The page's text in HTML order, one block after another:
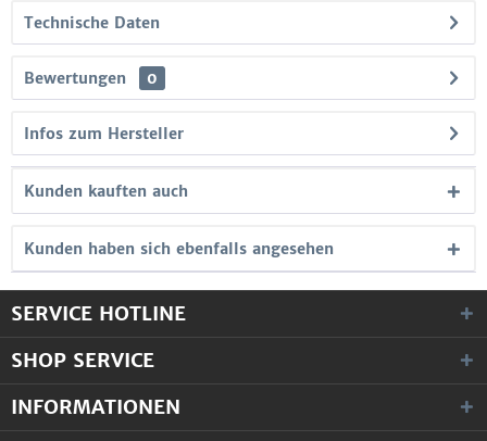
Technische Daten
Bewertungen 0
Infos zum Hersteller
Kunden kauften auch
Kunden haben sich ebenfalls angesehen
SERVICE HOTLINE
SHOP SERVICE
INFORMATIONEN